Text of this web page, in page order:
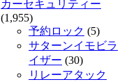
カーセキュリティー
(1,955)
予約ロック (5)
サターンイモビラ
イザー (30)
リレーアタック